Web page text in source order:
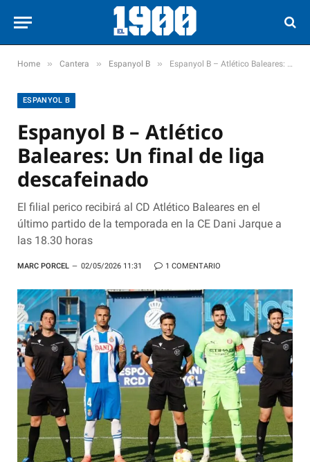
Home » Cantera » Espanyol B » Espanyol B – Atlético Baleares: Un final de liga descafeinado
ESPANYOL B
Espanyol B – Atlético
Baleares: Un final de liga
descafeinado
El filial perico recibirá al CD Atlético Baleares en el
último partido de la temporada en la CE Dani Jarque a
las 18.30 horas
MARC PORCEL 02/05/2026 11:31 1 COMENTARIO